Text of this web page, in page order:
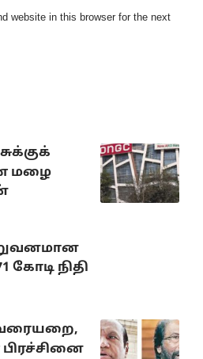
website in this browser for the next
மழை
கோடி நிதி